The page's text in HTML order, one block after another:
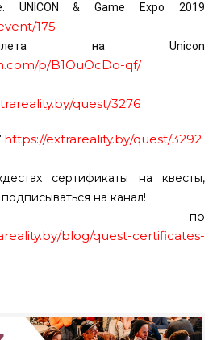
UNICON & Game Expo 2019
175
на Unicon
p/B1OuOcDo-qf/
quest/3276
https://extrareality.by/quest/3292
сертификаты на квесты,
на канал!
по
blog/quest-certificates-